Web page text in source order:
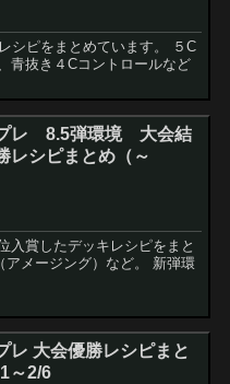
シピをまとめています。 ５C
青抜き４Cコントロールなど
レ 8.5弾環境 大会結
レシピまとめ（～
入賞したデッキレシピをまと
アメージング）など。 新弾環
レ 大会優勝レシピまと
～2/6